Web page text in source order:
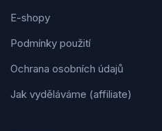
E-shopy
Podmínky použití
Ochrana osobních údajů
Jak vyděláváme (affiliate)